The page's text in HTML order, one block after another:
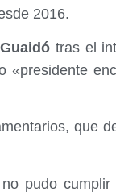
2016.
Guaidó tras el
que
no pudo